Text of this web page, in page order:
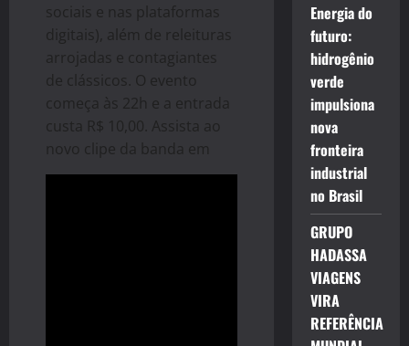
sociais e nas plataformas
digitais), além de releituras
arrojadas e contagiantes
de clássicos. O evento
começa às 22h e a entrada
custa R$ 10,00. Assista ao
novo clipe da banda em
Energia do
futuro:
hidrogênio
verde
impulsiona
nova
fronteira
industrial
no Brasil
GRUPO
HADASSA
VIAGENS
VIRA
REFERÊNCIA